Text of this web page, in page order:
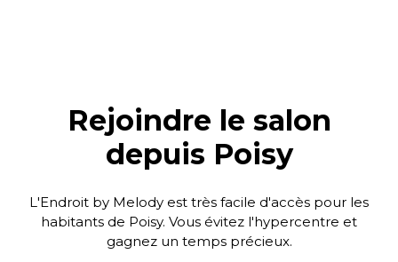
Rejoindre le salon
depuis Poisy
L'Endroit by Melody est très facile d'accès pour les
habitants de Poisy. Vous évitez l'hypercentre et
gagnez un temps précieux.